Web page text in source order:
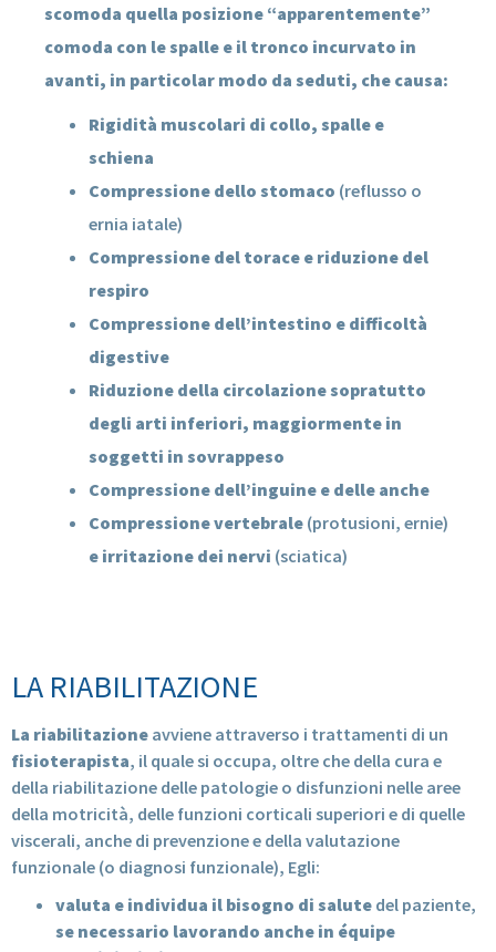
scomoda quella posizione “apparentemente”
comoda con le spalle e il tronco incurvato in
avanti, in particolar modo da seduti, che causa:
Rigidità muscolari di collo, spalle e
schiena
Compressione dello stomaco (reflusso o
ernia iatale)
Compressione del torace e riduzione del
respiro
Compressione dell’intestino e difficoltà
digestive
Riduzione della circolazione sopratutto
degli arti inferiori, maggiormente in
soggetti in sovrappeso
Compressione dell’inguine e delle anche
Compressione vertebrale (protusioni, ernie)
e irritazione dei nervi (sciatica)
LA RIABILITAZIONE
La riabilitazione avviene attraverso i trattamenti di un
fisioterapista, il quale si occupa, oltre che della cura e
della riabilitazione delle patologie o disfunzioni nelle aree
della motricità, delle funzioni corticali superiori e di quelle
viscerali, anche di prevenzione e della valutazione
funzionale (o diagnosi funzionale), Egli:
valuta e individua il bisogno di salute del paziente,
se necessario lavorando anche in équipe